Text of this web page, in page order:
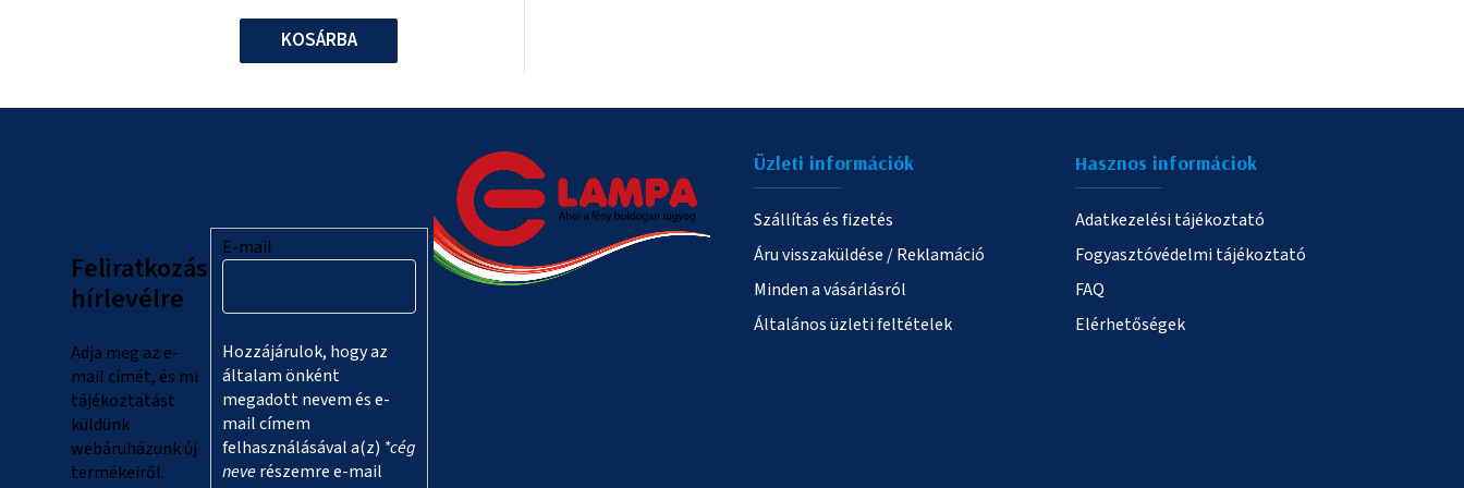
KOSÁRBA
Feliratkozás
hírlevélre
Adja meg az e-
mail címét, és mi
tájékoztatást
küldünk
webáruházunk új
termékeiről.
E-mail
Hozzájárulok, hogy az
általam önként
megadott nevem és e-
mail címem
felhasználásával a(z) *cég
neverészemre e-mail
Üzleti információk
Szállítás és fizetés
Áru visszaküldése / Reklamáció
Minden a vásárlásról
Általános üzleti feltételek
Hasznos informáciok
Adatkezelési tájékoztató
Fogyasztóvédelmi tájékoztató
FAQ
Elérhetőségek